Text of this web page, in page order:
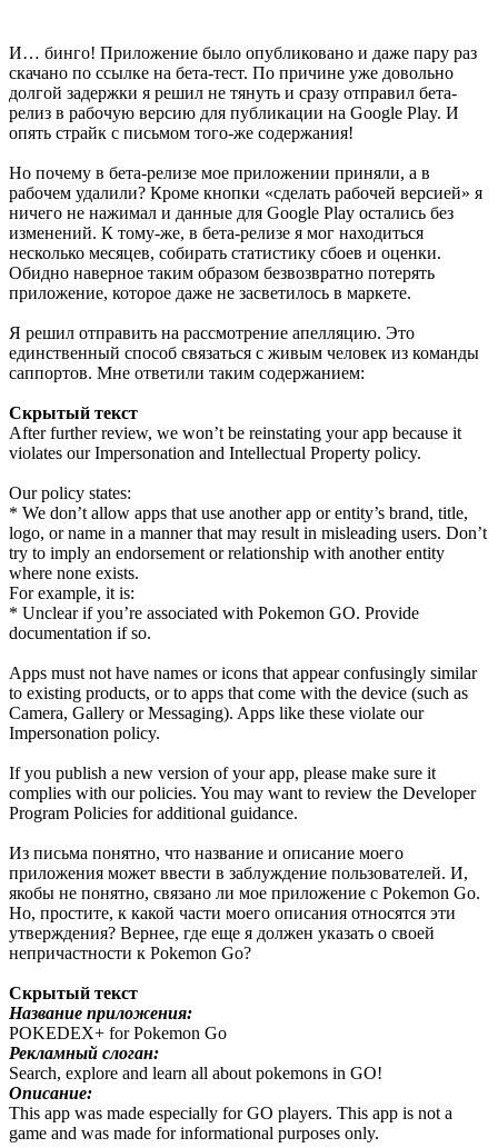
И… бинго! Приложение было опубликовано и даже пару раз
скачано по ссылке на бета-тест. По причине уже довольно
долгой задержки я решил не тянуть и сразу отправил бета-
релиз в рабочую версию для публикации на Google Play. И
опять страйк с письмом того-же содержания!
Но почему в бета-релизе мое приложении приняли, а в
рабочем удалили? Кроме кнопки «сделать рабочей версией» я
ничего не нажимал и данные для Google Play остались без
изменений. К тому-же, в бета-релизе я мог находиться
несколько месяцев, собирать статистику сбоев и оценки.
Обидно наверное таким образом безвозвратно потерять
приложение, которое даже не засветилось в маркете.
Я решил отправить на рассмотрение апелляцию. Это
единственный способ связаться с живым человек из команды
саппортов. Мне ответили таким содержанием:
Скрытый текст
After further review, we won’t be reinstating your app because it
violates our Impersonation and Intellectual Property policy.
Our policy states:
* We don’t allow apps that use another app or entity’s brand, title,
logo, or name in a manner that may result in misleading users. Don’t
try to imply an endorsement or relationship with another entity
where none exists.
For example, it is:
* Unclear if you’re associated with Pokemon GO. Provide
documentation if so.
Apps must not have names or icons that appear confusingly similar
to existing products, or to apps that come with the device (such as
Camera, Gallery or Messaging). Apps like these violate our
Impersonation policy.
If you publish a new version of your app, please make sure it
complies with our policies. You may want to review the Developer
Program Policies for additional guidance.
Из письма понятно, что название и описание моего
приложения может ввести в заблуждение пользователей. И,
якобы не понятно, связано ли мое приложение с Pokemon Go.
Но, простите, к какой части моего описания относятся эти
утверждения? Вернее, где еще я должен указать о своей
непричастности к Pokemon Go?
Скрытый текст
Название приложения:
POKEDEX+ for Pokemon Go
Рекламный слоган:
Search, explore and learn all about pokemons in GO!
Описание:
This app was made especially for GO players. This app is not a
game and was made for informational purposes only.